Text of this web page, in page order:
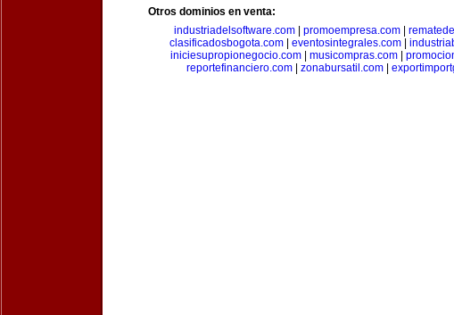
Otros dominios en venta:
industriadelsoftware.com| promoempresa.com|
clasificadosbogota.com
eventosintegrales.com
iniciesupropionegocio.com
musicompras.com
reportefinanciero.com| zonabursatil.com|